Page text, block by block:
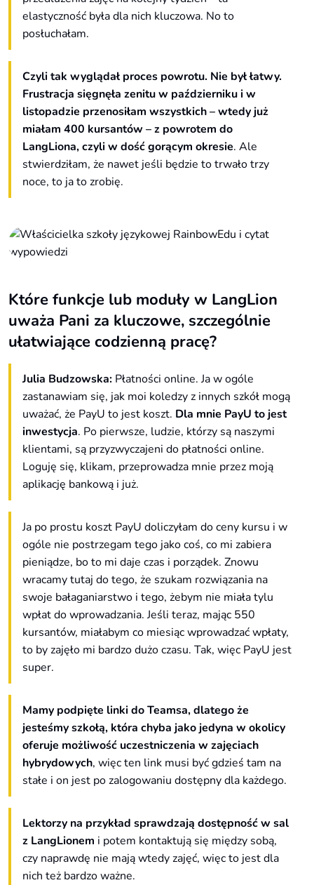
elastyczność była dla nich kluczowa. No to
posłuchałam.
Czyli tak wyglądał proces powrotu. Nie był łatwy.
Frustracja sięgnęła zenitu w październiku i w
listopadzie przenosiłam wszystkich– wtedy już
miałam 400 kursantów – z powrotem do
LangLiona, czyli w dość gorącym okresie. Ale
stwierdziłam, że nawet jeśli będzie to trwało trzy
noce, to ja to zrobię.
Które funkcje lub moduły w LangLion
uważa Pani za kluczowe, szczególnie
ułatwiające codzienną pracę?
Julia Budzowska: Płatności online. Ja w ogóle
zastanawiam się, jak moi koledzy z innych szkół mogą
uważać, że PayU to jest koszt. Dla mnie PayU to jest
inwestycja. Po pierwsze, ludzie, którzy są naszymi
klientami, są przyzwyczajeni do płatności online.
Loguję się, klikam, przeprowadza mnie przez moją
aplikację bankową i już.
Ja po prostu koszt PayU doliczyłam do ceny kursu i w
ogóle nie postrzegam tego jako coś, co mi zabiera
pieniądze, bo to mi daje czas i porządek. Znowu
wracamy tutaj do tego, że szukam rozwiązania na
swoje bałaganiarstwo i tego, żebym nie miała tylu
wpłat do wprowadzania. Jeśli teraz, mając 550
kursantów, miałabym co miesiąc wprowadzać wpłaty,
to by zajęło mi bardzo dużo czasu. Tak, więc PayU jest
super.
Mamy podpięte linki do Teamsa, dlatego że
jesteśmy szkołą, która chyba jako jedyna w okolicy
oferuje możliwość uczestniczenia w zajęciach
hybrydowych, więc ten link musi być gdzieś tam na
stałe i on jest po zalogowaniu dostępny dla każdego.
Lektorzy na przykład sprawdzają dostępność w sal
z LangLionem i potem kontaktują się między sobą,
czy naprawdę nie mają wtedy zajęć, więc to jest dla
nich też bardzo ważne.